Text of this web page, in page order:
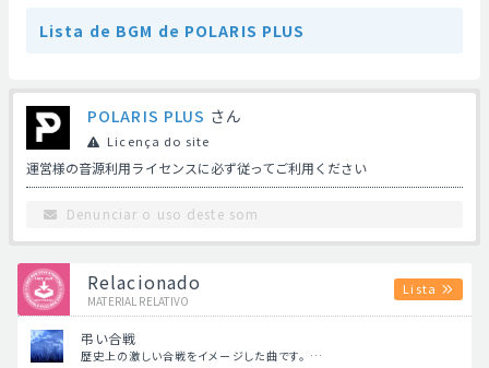
Lista de BGM de POLARIS PLUS
POLARIS PLUS さん
Licença do site
運営様の音源利用ライセンスに必ず従ってご利用ください
Denunciar o uso deste som
Relacionado
MATERIAL RELATIVO
Lista
弔い合戦
歴史上の激しい合戦をイメージした曲です。 …